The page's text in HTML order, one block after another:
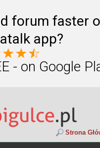
forum faster
app?
- on Google
Strona